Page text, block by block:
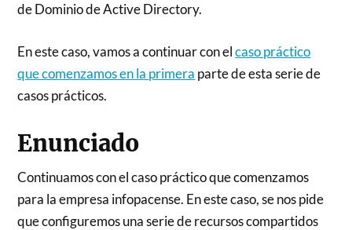
de Dominio de Active Directory.
En este caso, vamos a continuar con elcaso práctico
que comenzamos en la primera parte de esta serie de
casos prácticos.
Enunciado
Continuamos con el caso práctico que comenzamos
para la empresa infopacense. En este caso, se nos pide
que configuremos una serie de recursos compartidos